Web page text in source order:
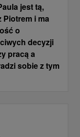
jest tą,
i ma
o
decyzji
pracą a
sobie z tym